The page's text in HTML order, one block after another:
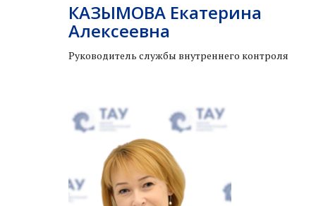
КАЗЫМОВА Екатерина
Алексеевна
Руководитель службы внутреннего контроля